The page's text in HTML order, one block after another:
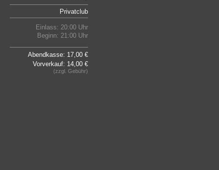
Privatclub
Einlass: 20:00 Uhr
Beginn: 21:00 Uhr
Abendkasse: 17,00 €
Vorverkauf: 14,00 €
(zzgl. Gebühr)